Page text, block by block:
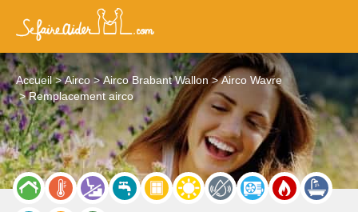
Accueil Airco Airco Brabant Wallon
Airco Wavre
Remplacement airco